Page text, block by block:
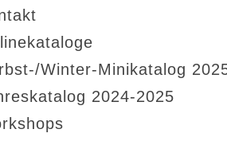
Winter-Minikatalog
2024-2025